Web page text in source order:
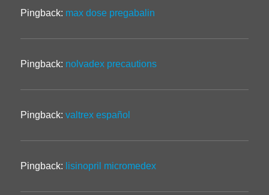
Pingback: max dose pregabalin
Pingback: nolvadex precautions
Pingback:valtrex español
Pingback: lisinopril micromedex